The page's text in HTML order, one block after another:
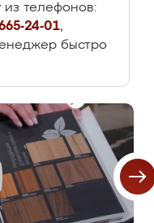
телефонов:
24-01,
быстро